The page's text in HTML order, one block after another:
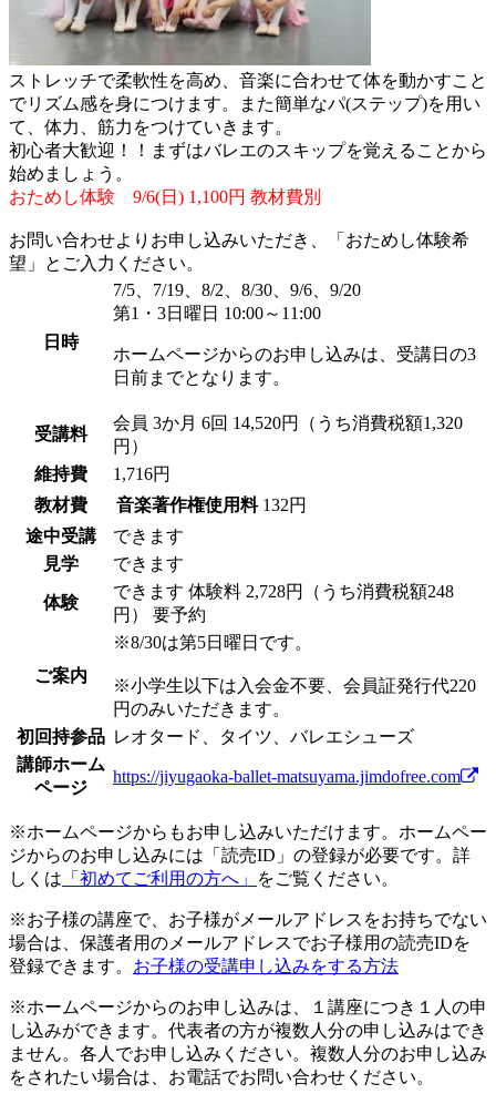
ストレッチで柔軟性を高め、音楽に合わせて体を動かすこと
でリズム感を身につけます。また簡単なパ(ステップ)を用い
て、体力、筋力をつけていきます。
初心者大歓迎！！まずはバレエのスキップを覚えることから
始めましょう。
おためし体験 9/6(日) 1,100円 教材費別
お問い合わせよりお申し込みいただき、「おためし体験希
望」とご入力ください。
日時
7/5、7/19、8/2、8/30、9/6、9/20
第1・3日曜日 10:00～11:00
ホームページからのお申し込みは、受講日の3
日前までとなります。
受講料
会員 3か月 6回 14,520円（うち消費税額1,320
円）
維持費
1,716円
教材費
音楽著作権使用料 132円
途中受講
できます
見学
できます
体験
できます 体験料 2,728円（うち消費税額248
円） 要予約
ご案内
※8/30は第5日曜日です。
※小学生以下は入会金不要、会員証発行代220
円のみいただきます。
初回持参品 レオタード、タイツ、バレエシューズ
講師ホーム
ページ
https://jiyugaoka-ballet-matsuyama.jimdofree.com
※ホームページからもお申し込みいただけます。ホームペー
ジからのお申し込みには「読売ID」の登録が必要です。詳
しくは 「初めてご利用の方へ」 をご覧ください。
※お子様の講座で、お子様がメールアドレスをお持ちでない
場合は、保護者用のメールアドレスでお子様用の読売IDを
登録できます。 お子様の受講申し込みをする方法
※ホームページからのお申し込みは、１講座につき１人の申
し込みができます。代表者の方が複数人分の申し込みはでき
ません。各人でお申し込みください。複数人分のお申し込み
をされたい場合は、お電話でお問い合わせください。